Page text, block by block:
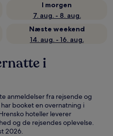
I morgen
7. aug. - 8. aug.
Næste weekend
14. aug. - 16. aug.
i
anmeldelser fra rejsende og
booket en overnatning i
hoteller leverer
og de rejsendes oplevelse.
2026.